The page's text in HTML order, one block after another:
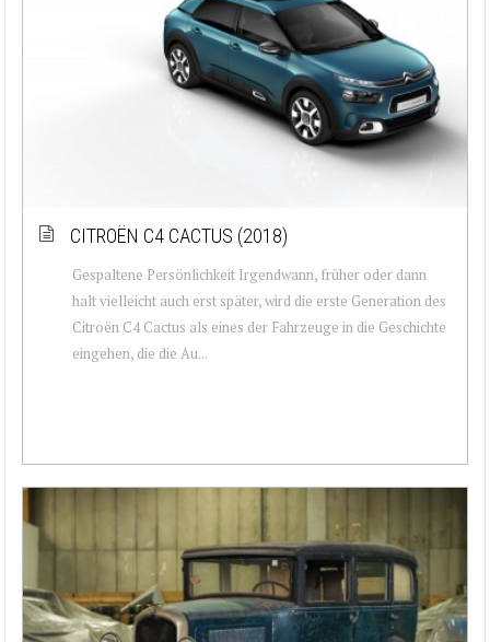
CITROËN C4 CACTUS (2018)
Gespaltene Persönlichkeit Irgendwann, früher oder dann
halt vielleicht auch erst später, wird die erste Generation des
Citroën C4 Cactus als eines der Fahrzeuge in die Geschichte
eingehen, die die Au...